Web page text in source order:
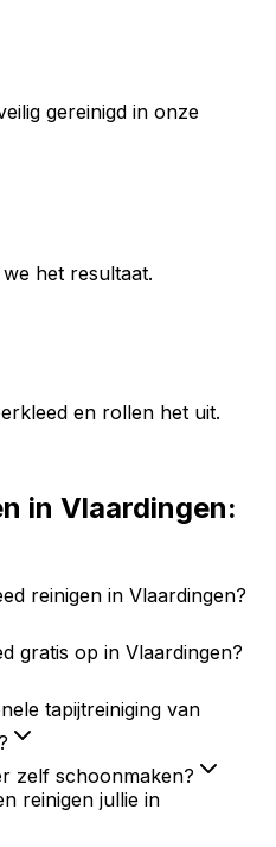
gereinigd in onze
het resultaat.
en rollen het uit.
in Vlaardingen:
reinigen in Vlaardingen?
gratis op in Vlaardingen?
tapijtreiniging van
zelf schoonmaken?
reinigen jullie in